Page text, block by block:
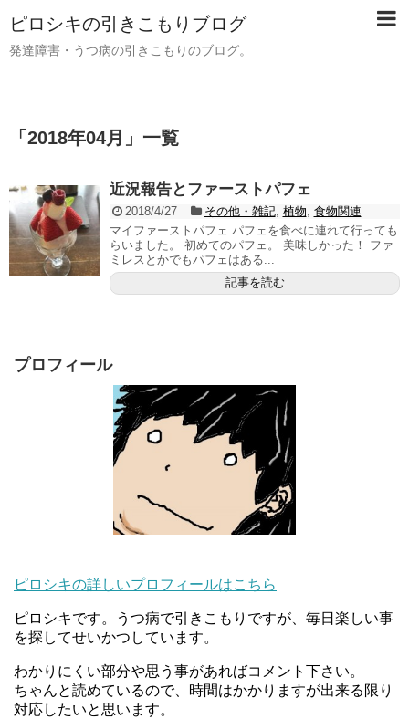
ピロシキの引きこもりブログ
発達障害・うつ病の引きこもりのブログ。
「 2018年04月 」 一覧
近況報告とファーストパフェ
2018/4/27 その他・雑記, 植物 食物関連
マイファーストパフェ パフェを食べに連れて行っても
らいました。 初めてのパフェ。 美味しかった！ ファ
ミレスとかでもパフェはある...
記事を読む
プロフィール
ピロシキの詳しいプロフィールはこちら
ピロシキです。うつ病で引きこもりですが、毎日楽しい事
を探してせいかつしています。
わかりにくい部分や思う事があればコメント下さい。
ちゃんと読めているので、時間はかかりますが出来る限り
対応したいと思います。